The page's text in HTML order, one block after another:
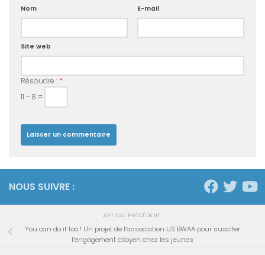
Nom E-mail
Site web
Résoudre : *
11 − 8 =
NOUS SUIVRE :
ARTICLE PRÉCÉDENT
You can do it too ! Un projet de l’association US BWAA pour susciter
l’engagement citoyen chez les jeunes